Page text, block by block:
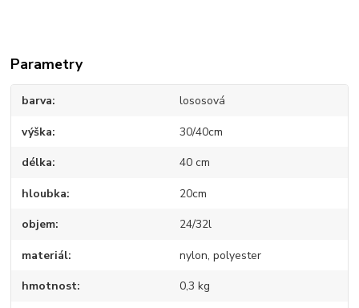
Parametry
barva lososová
výška 30/40cm
délka 40 cm
hloubka 20cm
objem 24/32l
materiál nylon, polyester
hmotnost 0,3 kg